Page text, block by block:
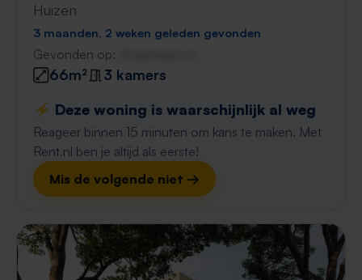
Huizen
3 maanden, 2 weken geleden gevonden
Gevonden op:
66m²
3 kamers
⚡️ Deze woning is waarschijnlijk al weg
Reageer binnen 15 minuten om kans te maken. Met
Rent.nl ben je altijd als eerste!
Mis de volgende niet →